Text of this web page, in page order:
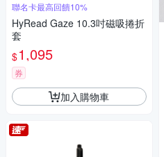
聯名卡最高回饋10%
HyRead Gaze 10.3吋磁吸捲折
套
$1,095
券
加入購物車